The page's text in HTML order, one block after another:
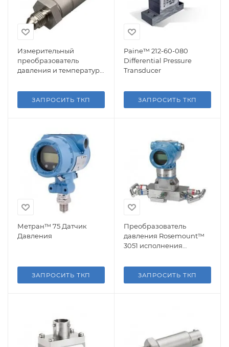
Измерительный
преобразователь
давления и температуры
ЗАПРОСИТЬ ТКП
Paine™ 212-60-080
Differential Pressure
Transducer
ЗАПРОСИТЬ ТКП
Метран™ 75 Датчик
Давления
ЗАПРОСИТЬ ТКП
Преобразователь
давления Rosemount™
3051 исполнения
ЗАПРОСИТЬ ТКП